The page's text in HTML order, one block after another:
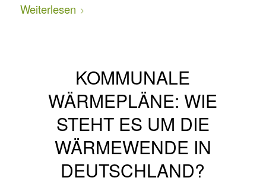
Weiterlesen
KOMMUNALE
WÄRMEPLÄNE: WIE
STEHT ES UM DIE
WÄRMEWENDE IN
DEUTSCHLAND?